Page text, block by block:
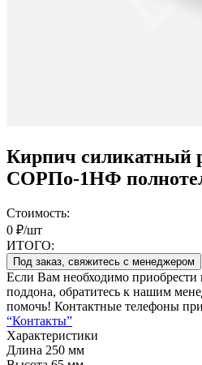
Кирпич силикатный
СОРПо-1НФ
Стоимость:
0 ₽/шт
ИТОГО:
Под заказ, свяжитесь с менеджером
Если Вам необходимо приобрести
поддона, обратитесь к нашим
помочь! Контактные телефоны
“Контакты”
Характеристики
Длина 250 мм